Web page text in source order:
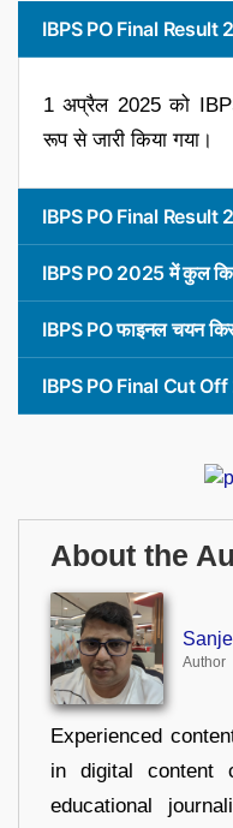
IBPS PO Final Result
1 अप्रैल 2025 को
रूप से जारी किया गया।
IBPS PO Final
IBPS PO 2025 में कुल
IBPS PO फाइनल चयन
IBPS PO Final Cut
About the
Author
Experienced
in digital content
educational